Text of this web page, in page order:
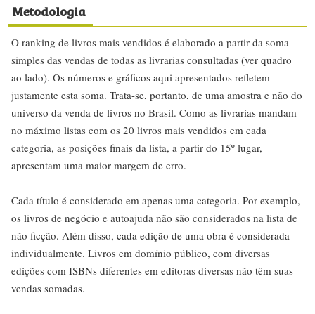
Metodologia
O ranking de livros mais vendidos é elaborado a partir da soma
simples das vendas de todas as livrarias consultadas (ver quadro
ao lado). Os números e gráficos aqui apresentados refletem
justamente esta soma. Trata-se, portanto, de uma amostra e não do
universo da venda de livros no Brasil. Como as livrarias mandam
no máximo listas com os 20 livros mais vendidos em cada
categoria, as posições finais da lista, a partir do 15º lugar,
apresentam uma maior margem de erro.
Cada título é considerado em apenas uma categoria. Por exemplo,
os livros de negócio e autoajuda não são considerados na lista de
não ficção. Além disso, cada edição de uma obra é considerada
individualmente. Livros em domínio público, com diversas
edições com ISBNs diferentes em editoras diversas não têm suas
vendas somadas.